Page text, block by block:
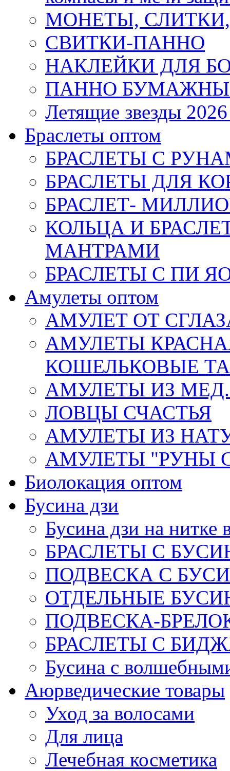
МОНЕТЫ,
СВИТКИ-ПАННО
НАКЛЕЙКИ ДЛЯ
ПАННО
Летящие звезды
Браслеты оптом
БРАСЛЕТЫ С
БРАСЛЕТЫ ДЛЯ
БРАСЛЕТ-
КОЛЬЦА И
МАНТРАМИ
БРАСЛЕТЫ С ПИ
Амулеты оптом
АМУЛЕТ ОТ
АМУЛЕТЫ
КОШЕЛЬКОВЫЕ
АМУЛЕТЫ ИЗ
ЛОВЦЫ СЧАСТЬЯ
АМУЛЕТЫ ИЗ
АМУЛЕТЫ "РУНЫ
Биолокация оптом
Бусина дзи
Бусина дзи на нитке
БРАСЛЕТЫ С
ПОДВЕСКА С
ОТДЕЛЬНЫЕ
ПОДВЕСКА-
БРАСЛЕТЫ С
Бусина с
Аюрведические товары
Уход за волосами
Для лица
Лечебная косметика